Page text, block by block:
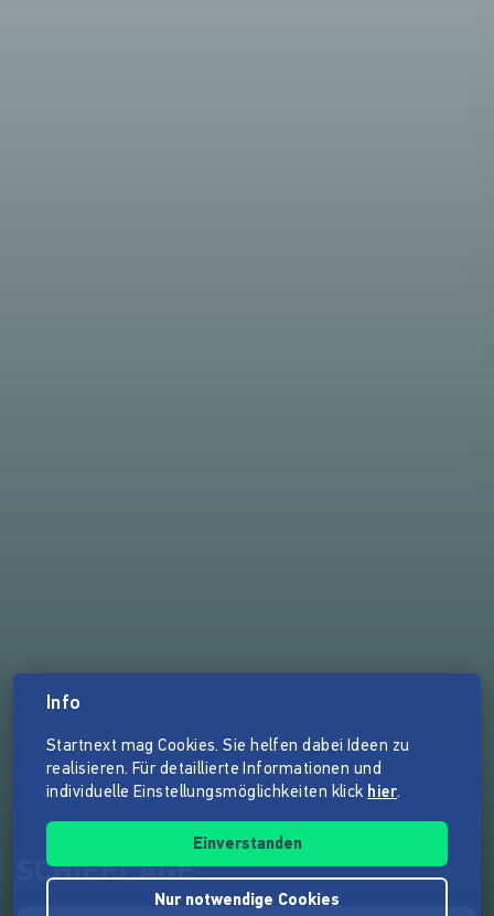
SCHIEFLAGE
Info
Startnext mag Cookies. Sie helfen dabei Ideen zu
realisieren. Für detaillierte Informationen und
individuelle Einstellungsmöglichkeiten klick hier.
Einverstanden
Nur notwendige Cookies